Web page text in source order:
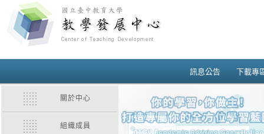
訊息公告 下載專
關於中心
組織成員